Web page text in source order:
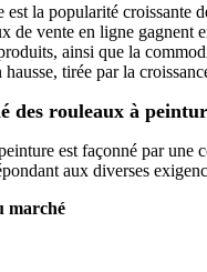
est la popularité croissante
de vente en ligne gagnent
ainsi que la
tirée par la
des rouleaux à
est façonné par une
aux diverses
marché